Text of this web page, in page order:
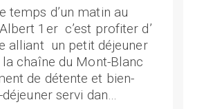
temps d’un matin au
1er c’est profiter d’
alliant un petit déjeuner
chaîne du Mont-Blanc
de détente et bien-
servi dan…